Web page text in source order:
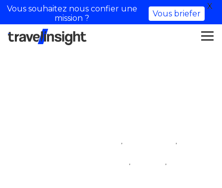
, ,
, ,
Vous souhaitez nous confier une
mission ?
Vous briefer
X